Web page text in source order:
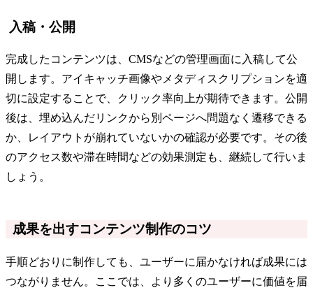
入稿・公開
完成したコンテンツは、CMSなどの管理画面に入稿して公
開します。アイキャッチ画像やメタディスクリプションを適
切に設定することで、クリック率向上が期待できます。公開
後は、埋め込んだリンクから別ページへ問題なく遷移できる
か、レイアウトが崩れていないかの確認が必要です。その後
のアクセス数や滞在時間などの効果測定も、継続して行いま
しょう。
成果を出すコンテンツ制作のコツ
手順どおりに制作しても、ユーザーに届かなければ成果には
つながりません。ここでは、より多くのユーザーに価値を届